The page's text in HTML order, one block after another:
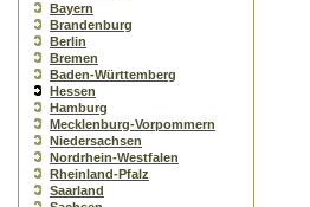
Bayern
Brandenburg
Berlin
Bremen
Baden-Württemberg
Hessen
Hamburg
Mecklenburg-Vorpommern
Niedersachsen
Nordrhein-Westfalen
Rheinland-Pfalz
Saarland